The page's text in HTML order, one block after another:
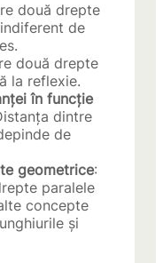
două drepte
de
două drepte
la reflexie.
în funcție
dintre
de
geometrice:
paralele
concepte
și